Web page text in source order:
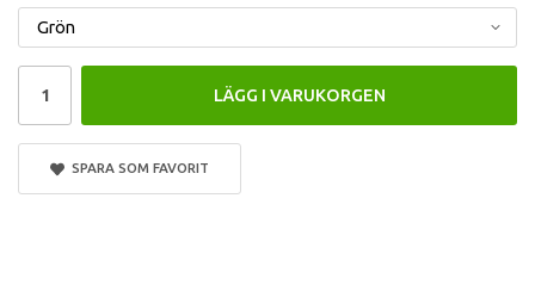
LÄGG I VARUKORGEN
SPARA SOM FAVORIT